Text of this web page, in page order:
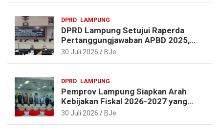
DPRD LAMPUNG
DPRD Lampung Setujui Raperda
Pertanggungjawaban APBD 2025,
Beri Sejumlah Rekomendasi
30 Juli 2026 BJe
DPRD LAMPUNG
Pemprov Lampung Siapkan Arah
Kebijakan Fiskal 2026-2027 yang
Realistis dan Berkelanjutan
30 Juli 2026 BJe